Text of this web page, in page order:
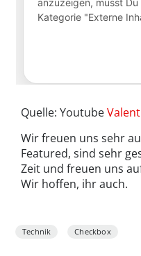
Quelle: Youtube
Wir freuen uns sehr
Featured, sind sehr
Zeit und freuen uns
Wir hoffen, ihr auch.
Technik Checkbox